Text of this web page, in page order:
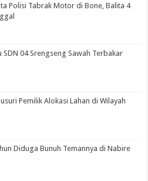
Polisi Tabrak Motor di Bone, Balita 4
SDN 04 Srengseng Sawah Terbakar
Pemilik Alokasi Lahan di Wilayah
Diduga Bunuh Temannya di Nabire